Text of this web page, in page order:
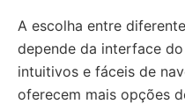
A escolha entre
depende da interface
intuitivos e fáceis de
oferecem mais opções